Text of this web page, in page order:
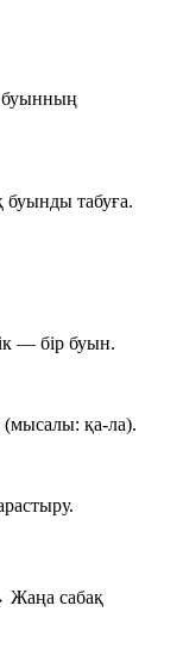
буынды табуға.
— бір буын.
қа-ла).
сабақ